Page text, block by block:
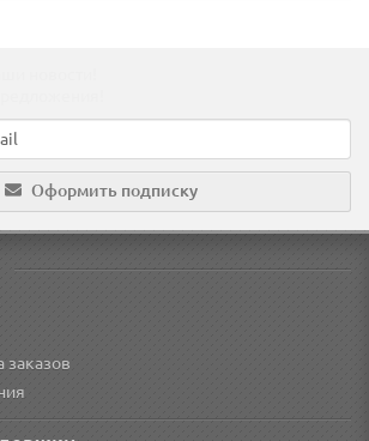
Оформить подписку
заказов